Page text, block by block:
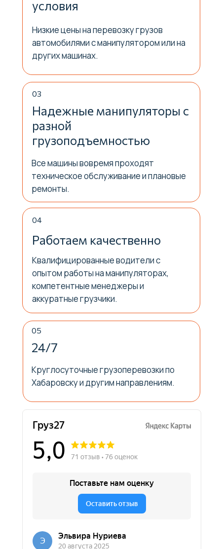
условия
Низкие цены на перевозку грузов
автомобилями с манипулятором или на
других машинах.
Надежные манипуляторы с
разной
грузоподъемностью
Все машины вовремя проходят
техническое обслуживание и плановые
ремонты.
03
Работаем качественно
Квалифицированные водители с
опытом работы на манипуляторах,
компетентные менеджеры и
аккуратные грузчики.
04
24/7
Круглосуточные грузоперевозки по
Хабаровску и другим направлениям.
05
ул. Льва Толстого 15
+7-924-404-00-59
Связаться
Написать директору
Перевозка
Свяжитесь с нами и мы
ответим на все ваши вопросы!
ГРУЗ 27